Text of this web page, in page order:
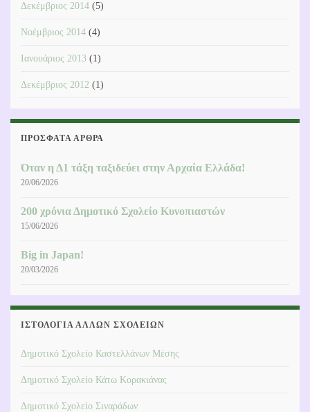
Δεκέμβριος 2014 (5)
Νοέμβριος 2014 (4)
Ιανουάριος 2013 (1)
Δεκέμβριος 2012 (1)
ΠΡΌΣΦΑΤΑ ΆΡΘΡΑ
Όταν η Δ1 τάξη ταξιδεύει στην Αρχαία Ελλάδα!
20/06/2026
200 χρόνια Δημοτικό Σχολείο Κυνοπιαστών
15/06/2026
Big in Japan!
20/03/2026
ΙΣΤΟΛΌΓΙΑ ΆΛΛΩΝ ΣΧΟΛΕΊΩΝ
Δημοτικό Σχολείο Καστελλάνων Μέσης
Δημοτικό Σχολείο Κάτω Κορακιάνας
Δημοτικό Σχολείο Σιναράδων